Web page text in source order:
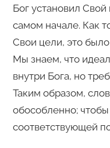
Бог установил
самом начале. Как
Свои цели, это
Мы знаем, что
внутри Бога, но
Таким образом,
обособленно;
соответствующей